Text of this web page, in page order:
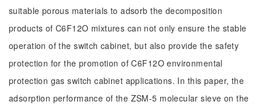
suitable porous materials to adsorb the decomposition
products of C6F12O mixtures can not only ensure the stable
operation of the switch cabinet, but also provide the safety
protection for the promotion of C6F12O environmental
protection gas switch cabinet applications. In this paper, the
adsorption performance of the ZSM-5 molecular sieve on the